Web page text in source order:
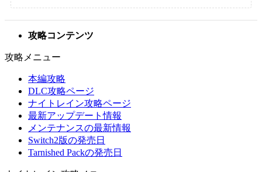
攻略コンテンツ
攻略メニュー
本編攻略
DLC攻略ページ
ナイトレイン攻略ページ
最新アップデート情報
メンテナンスの最新情報
Switch2版の発売日
Tarnished Packの発売日